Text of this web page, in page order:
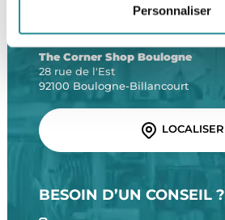
Personnaliser
LE SHOP
The Corner Shop Boulogne
28 rue de l'Est
92100 Boulogne-Billancourt
LOCALISER
BESOIN D’UN CONSEIL ?